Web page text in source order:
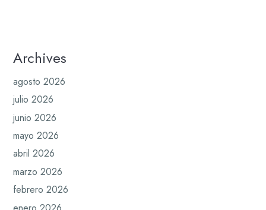
Archives
agosto 2026
julio 2026
junio 2026
mayo 2026
abril 2026
marzo 2026
febrero 2026